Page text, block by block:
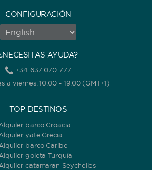
CONFIGURACIÓN
AYUDA?
+34 637 070 777
a viernes: 10:00 - 19:00 (GMT+1)
TOP DESTINOS
barco Croacia
yate Grecia
barco Caribe
goleta Turquía
catamaran Seychelles